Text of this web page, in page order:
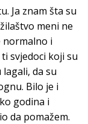
Ja znam šta su
meni ne
normalno i
svjedoci koji su
da su
Bilo je i
godina i
da pomažem.